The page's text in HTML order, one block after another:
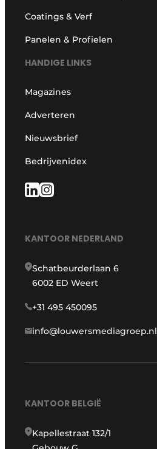
Coatings & Verf
Panelen & Profielen
HANDIGE LINKS
Magazines
Adverteren
Nieuwsbrief
Bedrijvenidex
KANTOOR NEDERLAND
Schatbeurderlaan 6
6002 ED Weert
+31 495 450095
info@louwersmediagroep.nl
KANTOOR BELGIË
Kapellestraat 132/1